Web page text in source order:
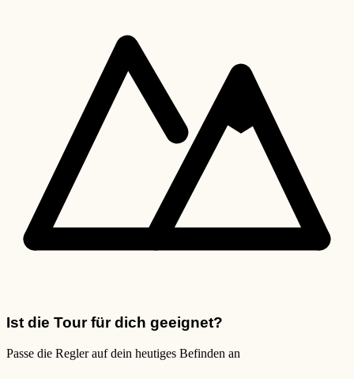
Ist die Tour für dich geeignet?
Passe die Regler auf dein heutiges Befinden an